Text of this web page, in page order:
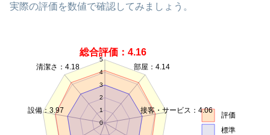
実際の評価を数値で確認してみましょう。
0
1
2
3
4
5
総合評価：4.16
部屋：4.14
接客・サービス：4.06
設備：3.97
清潔さ：4.18
評価
標準